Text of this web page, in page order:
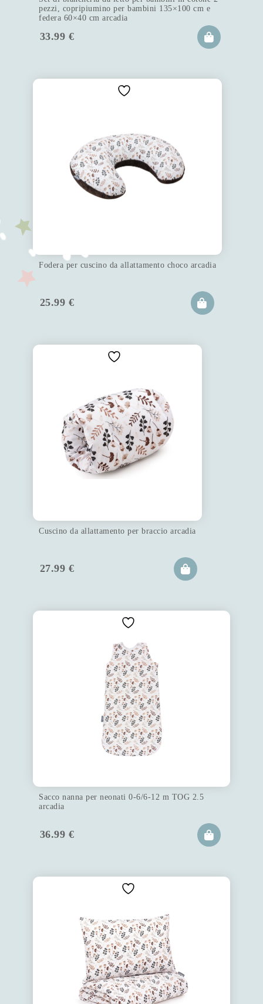
pezzi, copripiumino per bambini 135×100 cm e
federa 60×40 cm arcadia
33.99 €
Fodera per cuscino da allattamento choco arcadia
25.99 €
Cuscino da allattamento per braccio arcadia
27.99 €
Sacco nanna per neonati 0-6/6-12 m TOG 2.5
arcadia
36.99 €